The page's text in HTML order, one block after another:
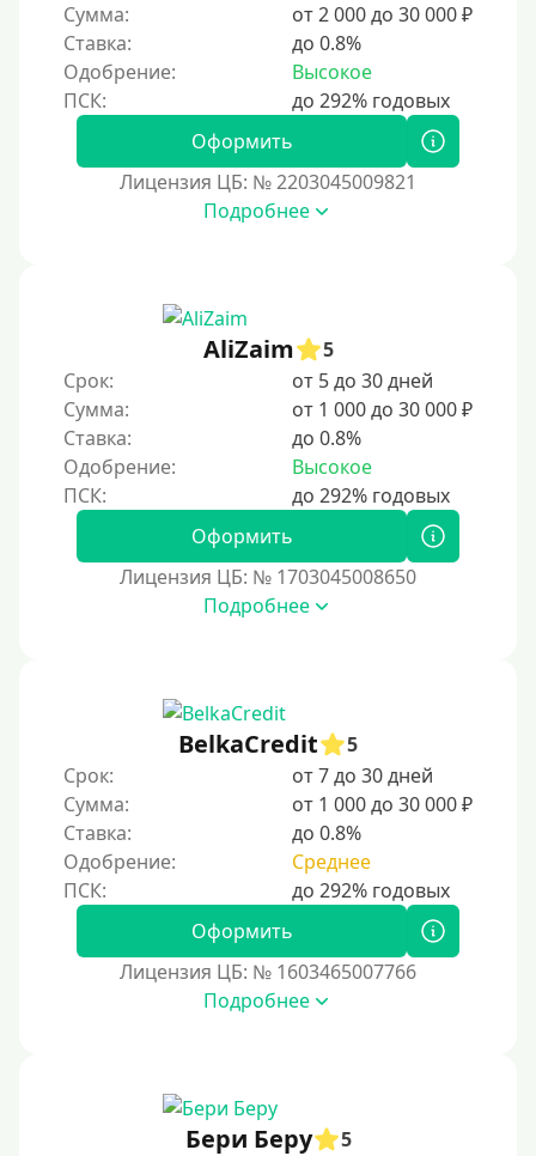
4 месяца
5 месяцев
На полгода
10 месяцев
4 года
5 лет
Краткосрочные
Долгосрочные
Принятие решения
За 15 минут
За час
Срочные
Моментальные онлайн
Экспресс
В день обращения
Сумма:
от 2 000 до 30 000 ₽
Ставка:
до 0.8%
Одобрение:
Высокое
Оформить
Лицензия ЦБ: № 2203045009821
Подробнее
AliZaim
5
Срок:
от 5 до 30 дней
Сумма:
от 1 000 до 30 000 ₽
Ставка:
до 0.8%
Одобрение:
Высокое
Оформить
Лицензия ЦБ: № 1703045008650
Подробнее
BelkaCredit
5
Срок:
от 7 до 30 дней
Сумма:
от 1 000 до 30 000 ₽
Ставка:
до 0.8%
Одобрение:
Среднее
Оформить
Лицензия ЦБ: № 1603465007766
Подробнее
Бери Беру
5